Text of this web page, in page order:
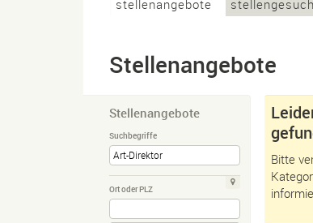
stellenangebote
Stellenangebote
Stellenangebote
Suchbegriffe
Ort oder PLZ
Bitte